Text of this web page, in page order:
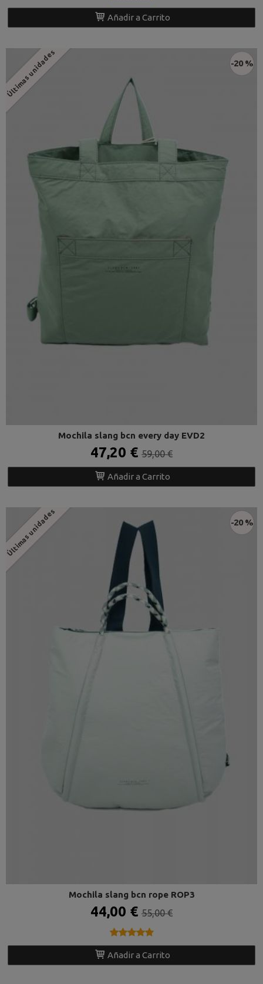
Añadir a Carrito
Últimas unidades -20 %
Mochila slang bcn every day EVD2
47,20 € 59,00 €
Añadir a Carrito
Últimas unidades -20 %
Mochila slang bcn rope ROP3
44,00 € 55,00 €
★★★★★
★★★★★
Añadir a Carrito